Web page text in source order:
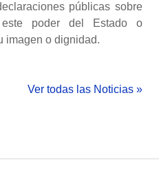
públicas sobre
poder del Estado o
imagen o dignidad.
Ver todas las Noticias »